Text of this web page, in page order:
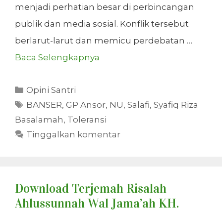
menjadi perhatian besar di perbincangan
publik dan media sosial. Konflik tersebut
berlarut-larut dan memicu perdebatan …
Baca Selengkapnya
Kategori
Opini Santri
Tag
BANSER,GP Ansor, NU,Salafi,Syafiq Riza
Basalamah, Toleransi
Tinggalkan komentar
Download Terjemah Risalah
Ahlussunnah Wal Jama’ah KH.